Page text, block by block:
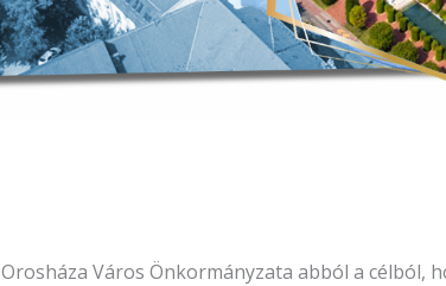
Orosháza Város Önkormányzata abból a célból,